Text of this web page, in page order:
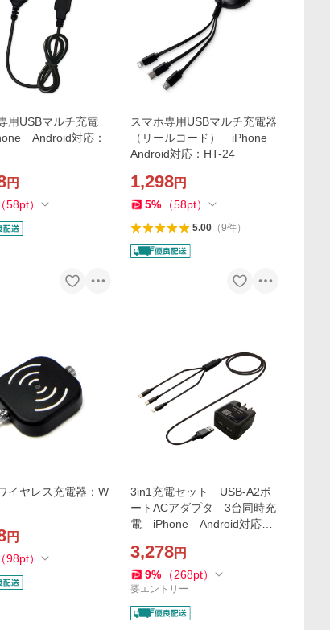
用USBマルチ充電
Android対応：
円
（58pt）
スマホ専用USBマルチ充電器
（リールコード） iPhone
Android対応：HT-24
1,298円
5% （58pt）
5.00（9件）
イヤレス充電器：W
円
（98pt）
3in1充電セット USB-A2ポ
ートACアダプタ 3台同時充
電 iPhone Android対応：
3,278円
9% （268pt）
要エントリー